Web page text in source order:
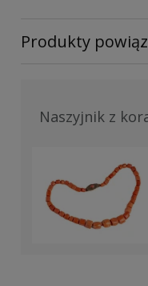
Produkty
Naszyjnik z